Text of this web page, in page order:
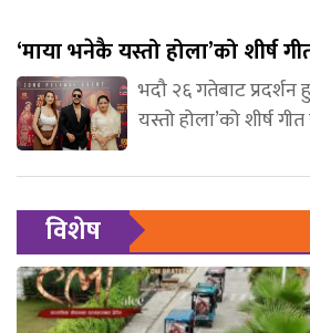
‘माया भनेकै यस्तो होला’को शीर्ष
भदौ २६ गतेबाट
यस्तो होला’को शीर्ष
विशेष